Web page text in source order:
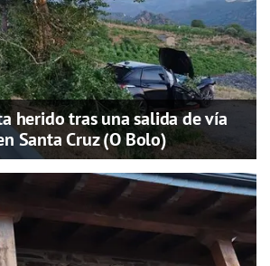
herido tras una salida de vía
Santa Cruz (O Bolo)